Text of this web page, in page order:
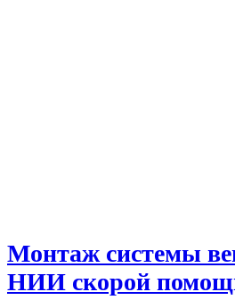
Монтаж системы
НИИ скорой